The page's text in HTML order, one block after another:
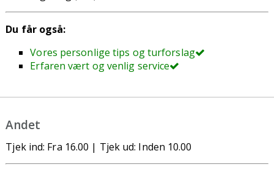
Du får også:
Vores personlige tips og turforslag
Erfaren vært og venlig service
Andet
Tjek ind: Fra 16.00 | Tjek ud: Inden 10.00